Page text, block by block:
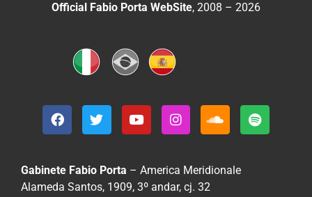
Official Fabio Porta WebSite, 2008 – 2026
Gabinete Fabio Porta – America Meridionale
Alameda Santos, 1909, 3º andar, cj. 32